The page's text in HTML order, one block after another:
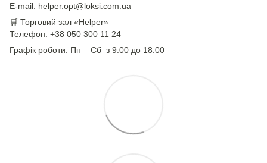
E-mail: helper.opt@loksi.com.ua
🛒 Торговий зал «Helper»
Телефон: +38 050 300 11 24
Графік роботи: Пн – Сб з 9:00 до 18:00